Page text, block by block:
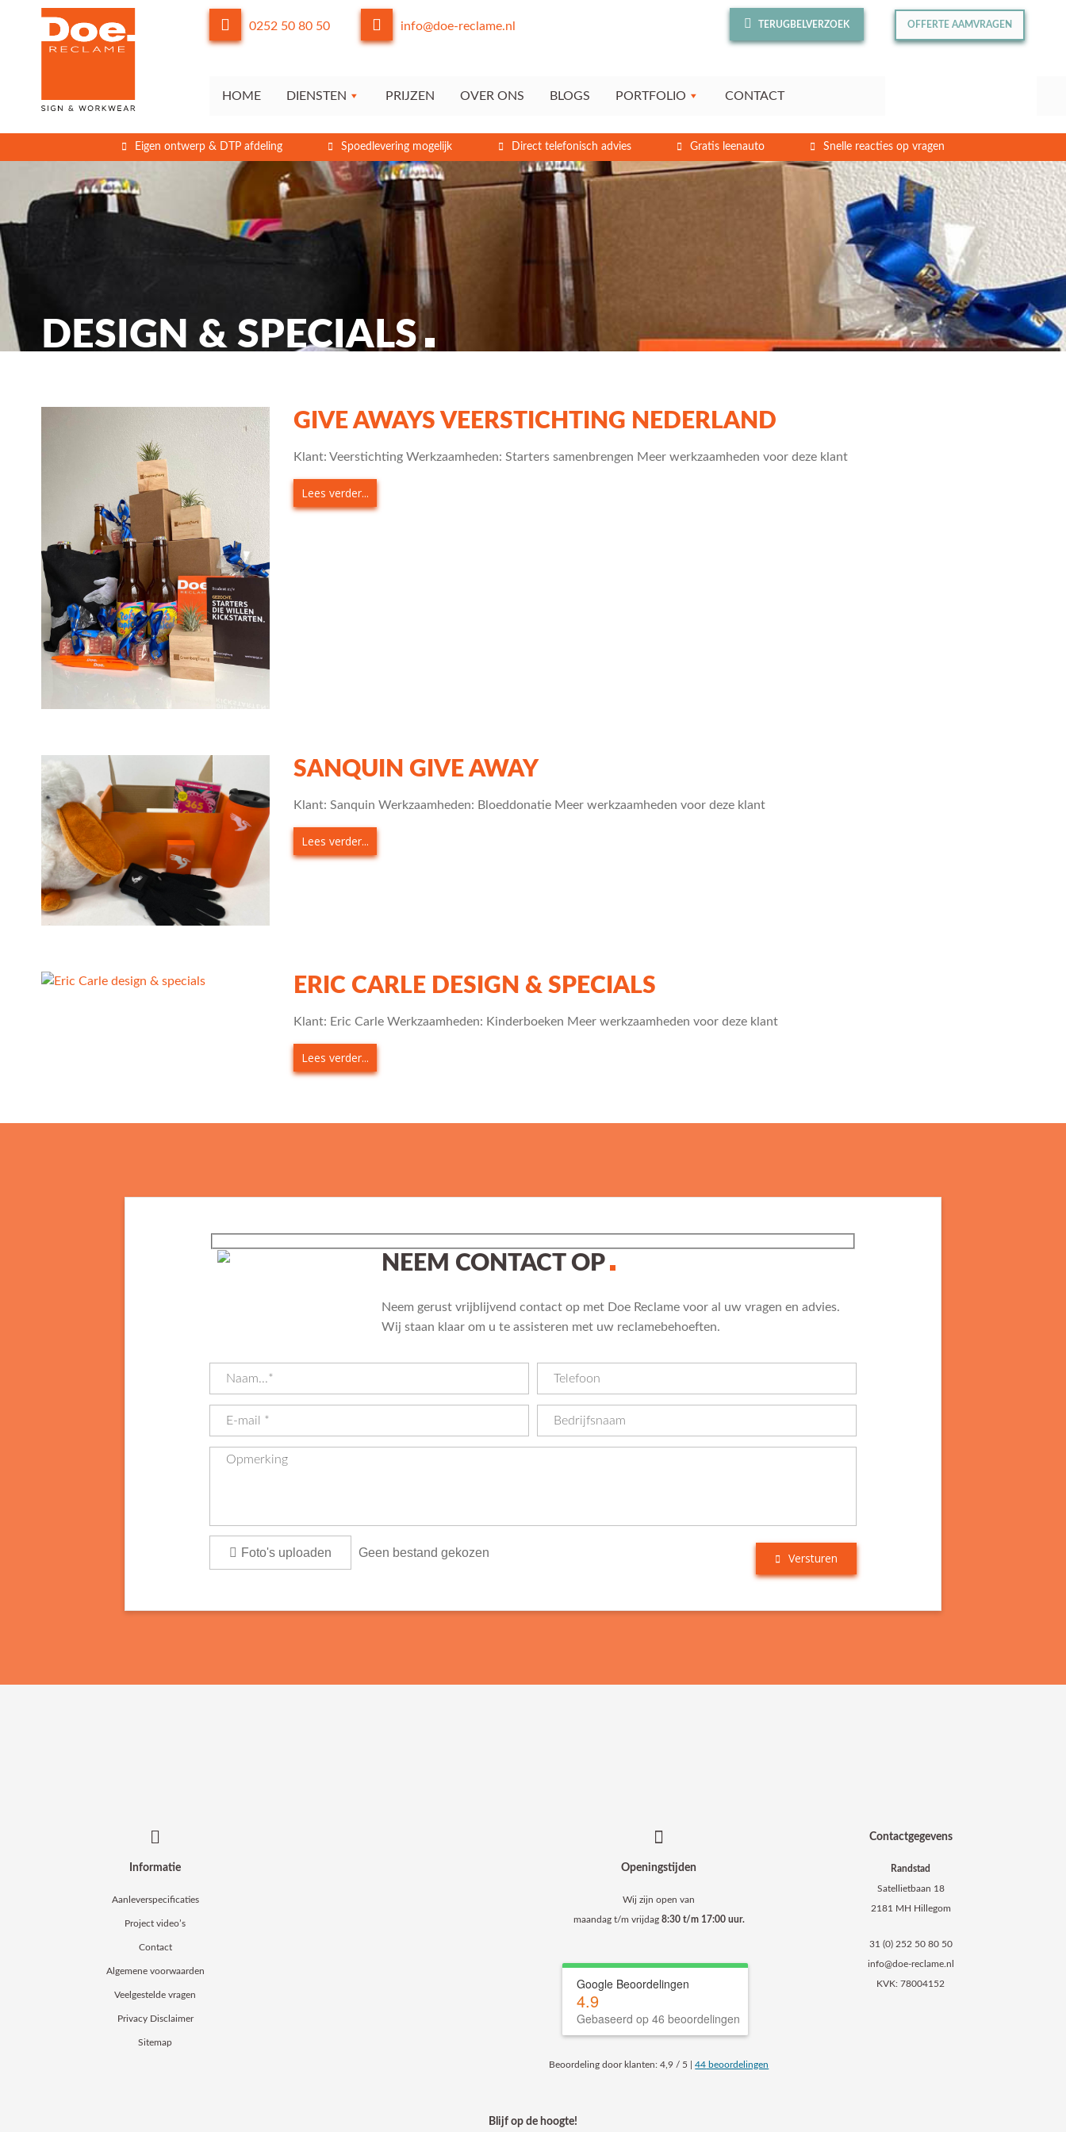
0252 50 80 50 info@doe-reclame.nl TERUGBELVERZOEK OFFERTE AAMVRAGEN
HOME DIENSTEN PRIJZEN OVER ONS BLOGS PORTFOLIO CONTACT
Eigen ontwerp & DTP afdeling Spoedlevering mogelijk Direct telefonisch advies Gratis leenauto Snelle reacties op vragen
DESIGN & SPECIALS
GIVE AWAYS VEERSTICHTING NEDERLAND
Klant: Veerstichting Werkzaamheden: Starters samenbrengen Meer werkzaamheden voor deze klant
Lees verder...
SANQUIN GIVE AWAY
Klant: Sanquin Werkzaamheden: Bloeddonatie Meer werkzaamheden voor deze klant
Lees verder...
ERIC CARLE DESIGN & SPECIALS
Klant: Eric Carle Werkzaamheden: Kinderboeken Meer werkzaamheden voor deze klant
Lees verder...
NEEM CONTACT OP
Neem gerust vrijblijvend contact op met Doe Reclame voor al uw vragen en advies.
Wij staan klaar om u te assisteren met uw reclamebehoeften.
Foto's uploaden Geen bestand gekozen Versturen
Informatie
Aanleverspecificaties
Project video’s
Contact
Algemene voorwaarden
Veelgestelde vragen
Privacy Disclaimer
Sitemap
Openingstijden
Wij zijn open van
maandag t/m vrijdag 8:30 t/m 17:00 uur.
Google Beoordelingen
4.9
Gebaseerd op 46 beoordelingen
Beoordeling door klanten:4,9 / 5 |44 beoordelingen
Contactgegevens
Randstad
Satellietbaan 18
2181 MH Hillegom
31 (0) 252 50 80 50
info@doe-reclame.nl
KVK: 78004152
Blijf op de hoogte!